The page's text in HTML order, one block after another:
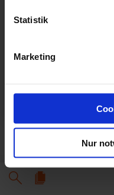
Statistik
Marketing
Nur